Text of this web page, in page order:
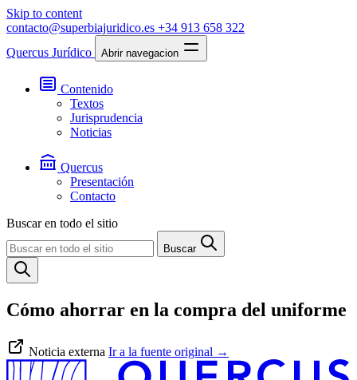
Skip to content
contacto@superbiajuridico.es +34 913 658 322
Quercus Jurídico
Abrir navegacion
Contenido
Textos
Jurisprudencia
Noticias
Quercus
Presentación
Contacto
Buscar en todo el sitio
Buscar
Cómo ahorrar en la compra del uniforme
Noticia externa Ir a la fuente original →